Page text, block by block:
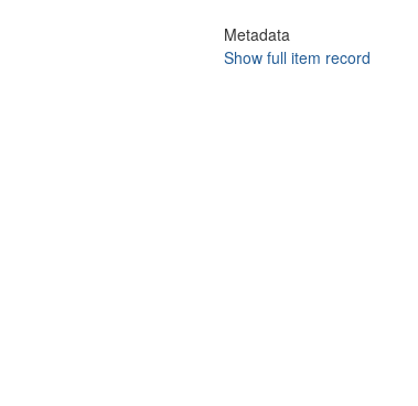
Metadata
Show full item record